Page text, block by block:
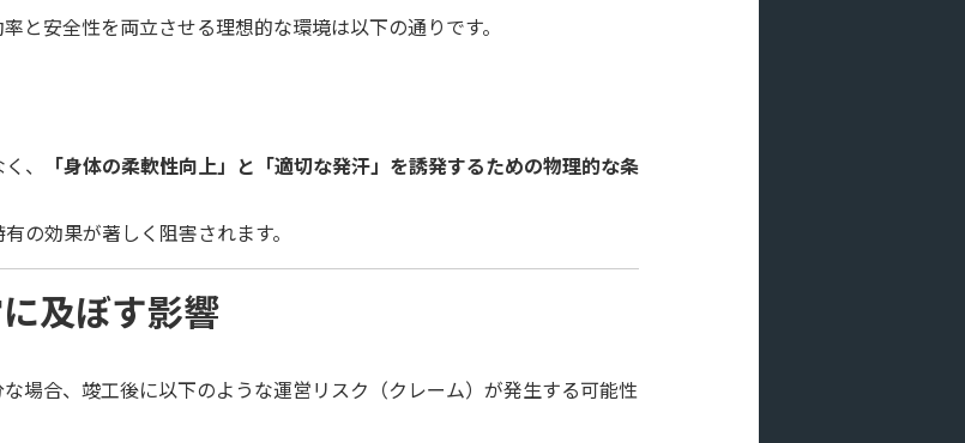
と安全性を両立させる理想的な環境は以下の通りです。
、
「身体の柔軟性向上」と「適切な発汗」を誘発するための物理的な条
の効果が著しく阻害されます。
及ぼす影響
場合、竣工後に以下のような運営リスク（クレーム）が発生する可能性